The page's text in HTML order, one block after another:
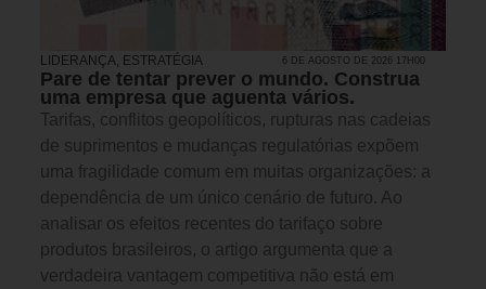
LIDERANÇA, ESTRATÉGIA 6 DE AGOSTO DE 2026 17H00
Pare de tentar prever o mundo. Construa
uma empresa que aguenta vários.
Tarifas, conflitos geopolíticos, rupturas nas cadeias
de suprimentos e mudanças regulatórias expõem
uma fragilidade comum em muitas organizações: a
dependência de um único cenário de futuro. Ao
analisar os efeitos recentes do tarifaço sobre
produtos brasileiros, o artigo argumenta que a
verdadeira vantagem competitiva não está em